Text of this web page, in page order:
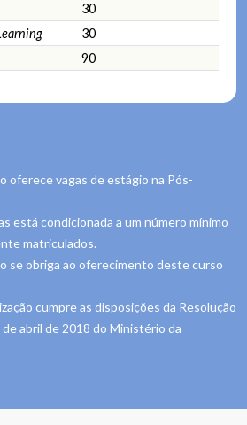
30
30
90
oferece vagas de estágio na Pós-
está condicionada a um número mínimo
matriculados.
se obriga ao oferecimento deste curso
cumpre as disposições da Resolução
de abril de 2018 do Ministério da